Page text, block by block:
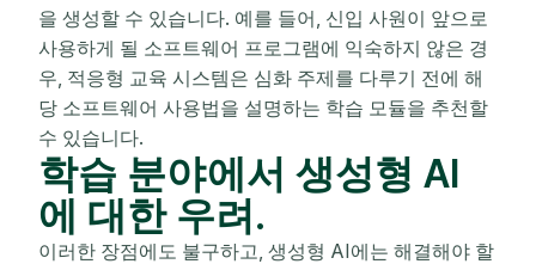
을 생성할 수 있습니다. 예를 들어, 신입 사원이 앞으로
사용하게 될 소프트웨어 프로그램에 익숙하지 않은 경
우, 적응형 교육 시스템은 심화 주제를 다루기 전에 해
당 소프트웨어 사용법을 설명하는 학습 모듈을 추천할
수 있습니다.
학습 분야에서 생성형 AI
에 대한 우려.
이러한 장점에도 불구하고, 생성형 AI에는 해결해야 할